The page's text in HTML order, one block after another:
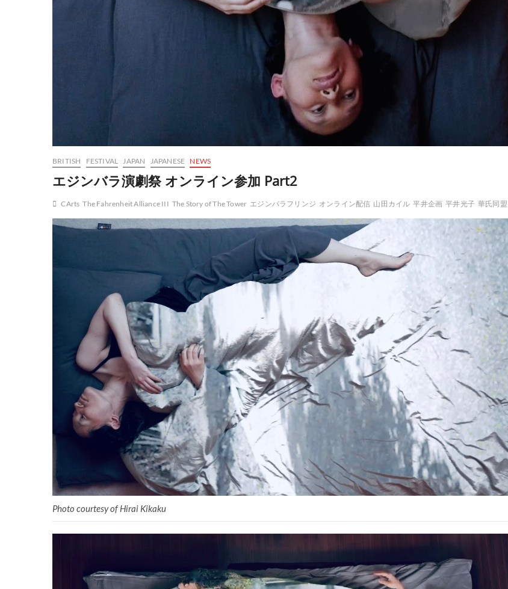
BRITISH FESTIVAL JAPAN JAPANESE NEWS
エジンバラ演劇祭 オンライン参加 Part2
CArts The Fahrenheit Alliance III The Story of The Tower エジンバラフリンジ オンライン配信 山田カイル 平井企画 平井光子 華氏同盟
Photo courtesy of Hirai Kikaku